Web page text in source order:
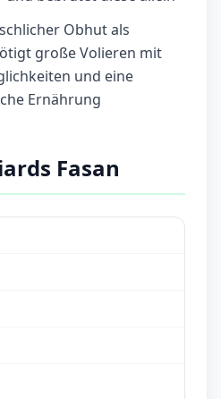
Obhut als
große Volieren mit
und eine
Ernährung
Fasan